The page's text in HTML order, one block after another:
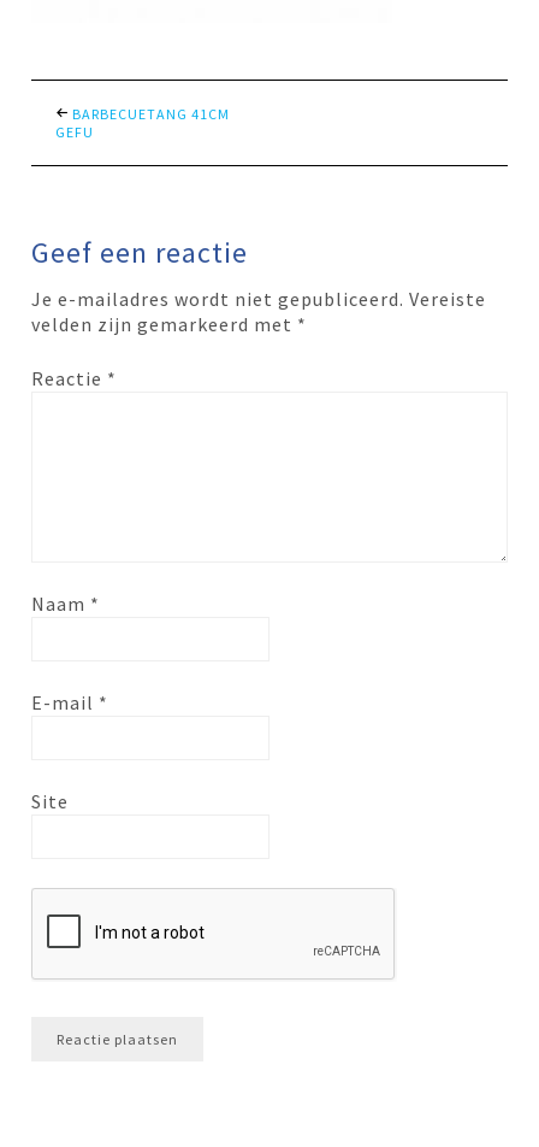
BARBECUETANG 41CM
GEFU
Geef een reactie
Je e-mailadres wordt niet gepubliceerd. Vereiste
velden zijn gemarkeerd met *
Reactie *
Naam *
E-mail *
Site